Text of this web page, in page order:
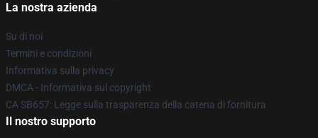
La nostra azienda
Su di noi
Termini e condizioni
Informativa sulla privacy
DMCA - Informativa sul copyright
CA SB657: Legge sulla trasparenza della catena di fornitura
Il nostro supporto